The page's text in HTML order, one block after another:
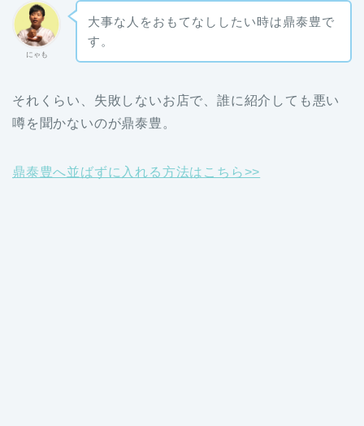
にゃも
大事な人をおもてなししたい時は鼎泰豊で
す。
それくらい、失敗しないお店で、誰に紹介しても悪い
噂を聞かないのが鼎泰豊。
鼎泰豊へ並ばずに入れる方法はこちら>>